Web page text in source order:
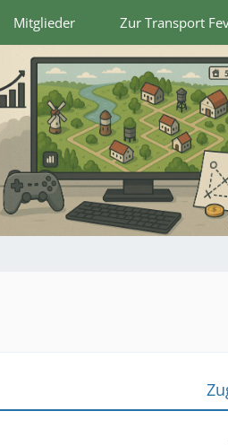
Mitglieder Zur Transport